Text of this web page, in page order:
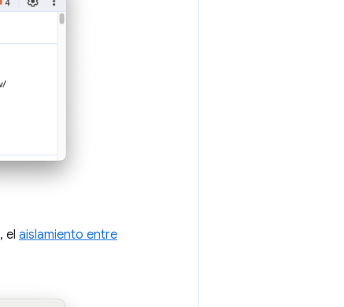
, el aislamiento entre